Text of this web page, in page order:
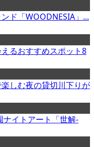
ド「WOODNESIA」...
るおすすめスポット8
しむ夜の貸切川下りが
イトアート「世解-